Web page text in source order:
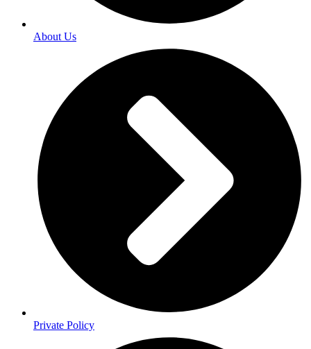
About Us
Private Policy